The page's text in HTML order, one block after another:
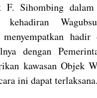
Sihombing dalam
dengan
kawasan Objek
ini dapat terlaksana.